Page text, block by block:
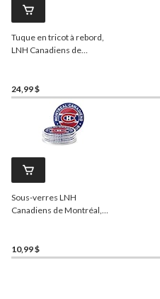
Tuque en tricot à rebord,
LNH Canadiens de
24,99 $
Sous-verres LNH
Canadiens de Montréal,
10,99 $